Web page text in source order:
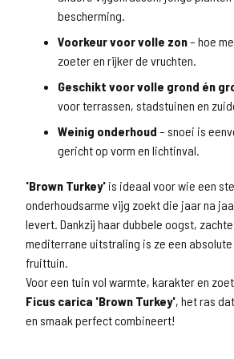
bescherming.
Voorkeur voor volle zon– hoe
zoeter en rijker de vruchten.
Geschikt voor volle grond én
voor terrassen, stadstuinen en
Weinig onderhoud – snoei is
gericht op vorm en lichtinval.
'Brown Turkey' is ideaal voor wie een
onderhoudsarme vijg zoekt die jaar na
levert. Dankzij haar dubbele oogst,
mediterrane uitstraling is ze een
fruittuin.
Voor een tuin vol warmte, karakter en
Ficus carica 'Brown Turkey', het ras
en smaak perfect combineert!